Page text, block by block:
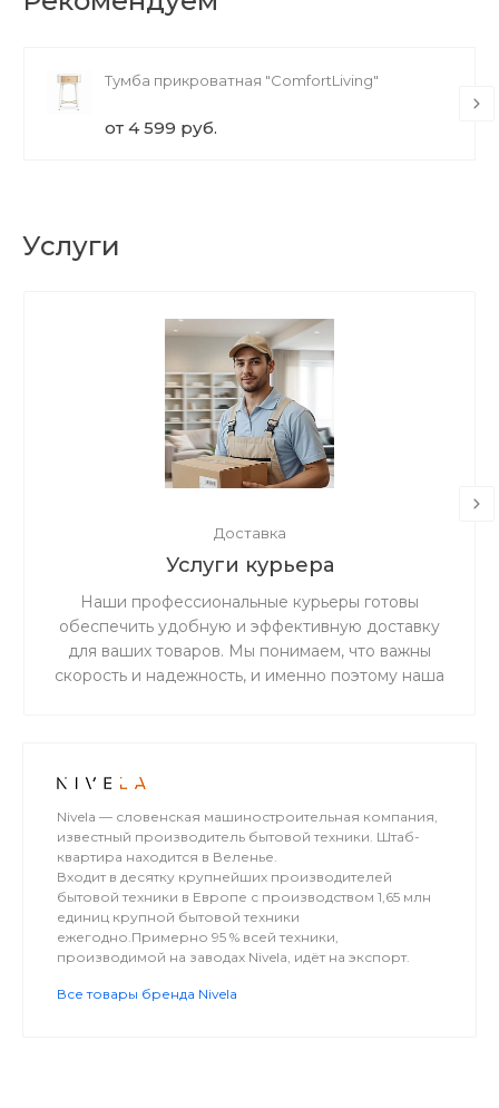
Тумба прикроватная "ComfortLiving"
от 4 599 руб.
Услуги
Доставка
Услуги курьера
Наши профессиональные курьеры готовы
обеспечить удобную и эффективную доставку
для ваших товаров. Мы понимаем, что важны
скорость и надежность, и именно поэтому наша
Nivela — словенская машиностроительная компания,
известный производитель бытовой техники. Штаб-
квартира находится в Веленье.
Входит в десятку крупнейших производителей
бытовой техники в Европе с производством 1,65 млн
единиц крупной бытовой техники
ежегодно.Примерно 95 % всей техники,
производимой на заводах Nivela, идёт на экспорт.
Все товары бренда Nivela